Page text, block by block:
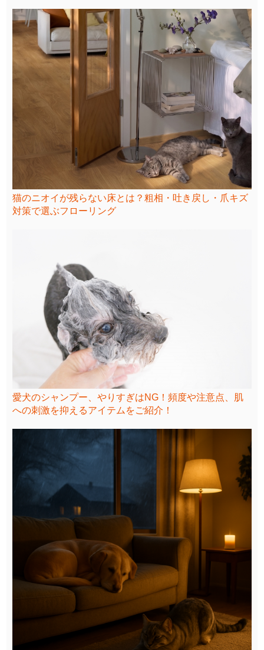
猫のニオイが残らない床とは？粗相・吐き戻し・爪キズ
対策で選ぶフローリング
愛犬のシャンプー、やりすぎはNG！頻度や注意点、肌
への刺激を抑えるアイテムをご紹介！